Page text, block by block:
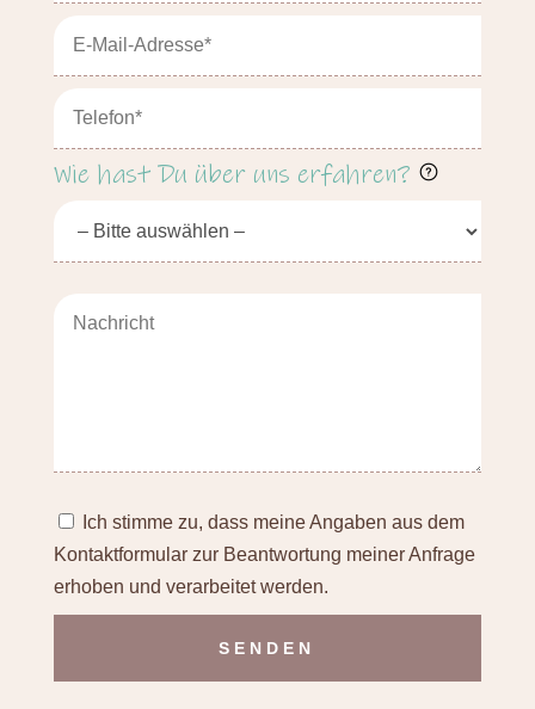
Wie hast Du über uns erfahren?
Ich stimme zu, dass meine Angaben aus dem
Kontaktformular zur Beantwortung meiner Anfrage
erhoben und verarbeitet werden.